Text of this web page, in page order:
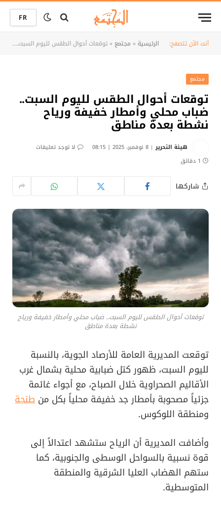
FR
أنت الآن تتصفح: الرئيسية» مجتمع »توقعات أحوال الطقس لليوم السبت.. ضباب محلي وأمطار خفيفة ورياح نشطة بعدة مناطق
مجتمع
توقعات أحوال الطقس لليوم السبت..
ضباب محلي وأمطار خفيفة ورياح
نشطة بعدة مناطق
هيئة التحرير 8 نوفمبر، 2025 | 08:15
لا توجد تعليقات
1 دقائق
شاركها
توقعات أحوال الطقس لليوم السبت.. ضباب محلي وأمطار خفيفة ورياح
نشطة بعدة مناطق
توقعت المديرية العامة للأرصاد الجوية، بالنسبة
لليوم السبت، ظهور كتل ضبابية محلية بشمال غرب
الأقاليم الصحراوية خلال الصباح، مع أجواء غائمة
جزئياً مصحوبة بأمطار جد خفيفة محلياً بكل من طنجة
ومنطقة اللوكوس.
وأضافت المديرية أن الرياح ستشهد اعتدالاً إلى
قوة نسبية بالسواحل الوسطى والجنوبية، كما
ستهم الهضاب العليا الشرقية والمنطقة
المتوسطية.